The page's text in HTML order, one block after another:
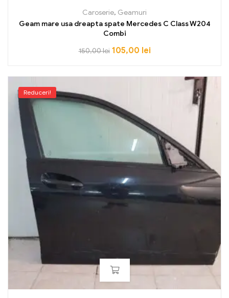
Caroserie, Geamuri
Geam mare usa dreapta spate Mercedes C Class W204
Combi
150,00lei 105,00 lei
Reduceri!